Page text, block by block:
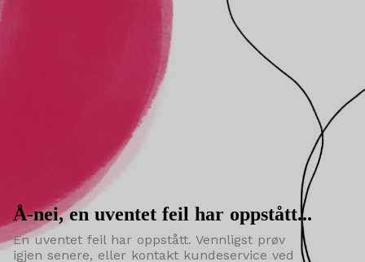
Å-nei, en uventet feil har oppstått...
En uventet feil har oppstått. Vennligst prøv
igjen senere, eller kontakt kundeservice ved